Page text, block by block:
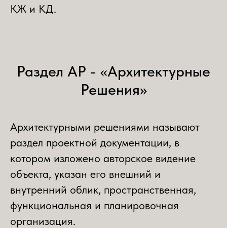
КЖ и КД.
Раздел АР - «Архитектурные
Решения»
Архитектурными решениями называют
раздел проектной документации, в
котором изложено авторское видение
объекта, указан его внешний и
внутренний облик, пространственная,
функциональная и планировочная
организация.